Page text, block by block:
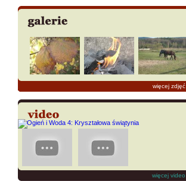
więcej zdjęć
więcej video